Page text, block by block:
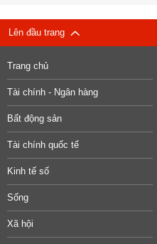
Lên đầu trang
Trang chủ
Tài chính - Ngân hàng
Bất động sản
Tài chính quốc tế
Kinh tế số
Sống
Xã hội